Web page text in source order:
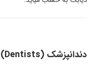
دندانپزشک (Dentists)